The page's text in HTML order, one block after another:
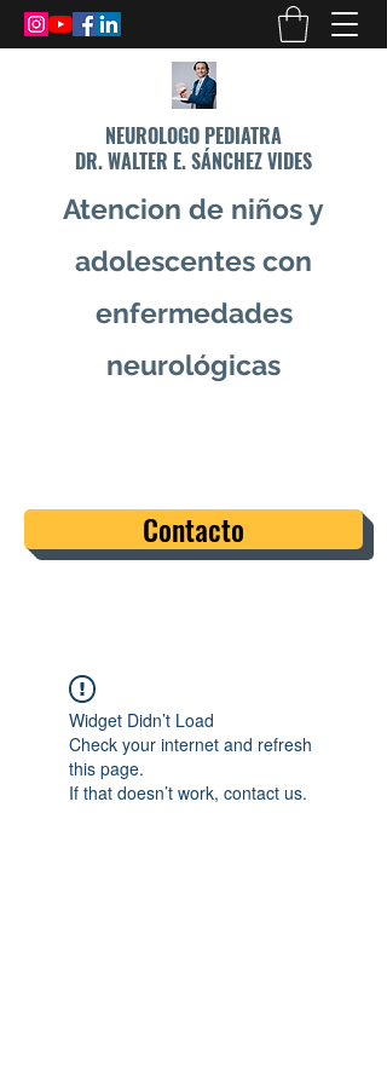
NEUROLOGO PEDIATRA
DR. WALTER E. SÁNCHEZ VIDES
Atencion de niños y
adolescentes con
enfermedades
neurológicas
Contacto
Widget Didn’t Load
Check your internet and refresh
this page.
If that doesn’t work, contact us.